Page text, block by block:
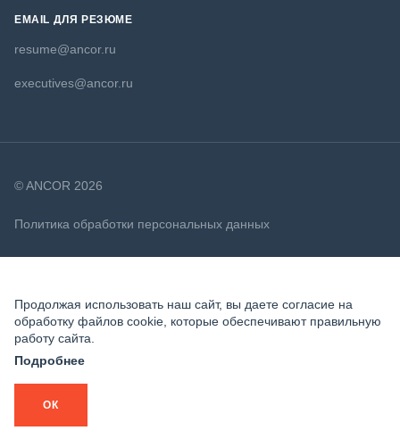
EMAIL ДЛЯ РЕЗЮМЕ
resume@ancor.ru
executives@ancor.ru
© ANCOR 2026
Политика обработки персональных данных
Продолжая использовать наш сайт, вы даете согласие на
обработку файлов cookie, которые обеспечивают правильную
работу сайта.
Подробнее
ОК